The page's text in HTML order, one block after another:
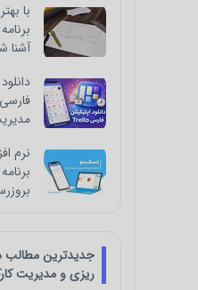
با
آشنا
نرم
جدیدترین مطالب
ریزی و مدیریت